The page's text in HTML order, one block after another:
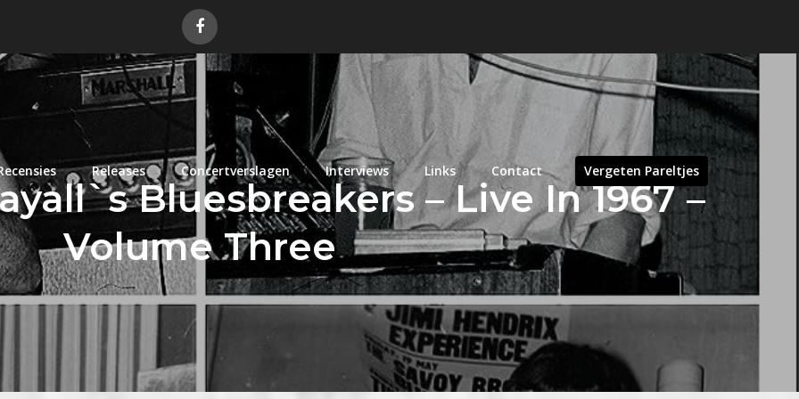
Releases Concertverslagen Interviews Links Contact Vergeten Pareltjes
Bluesbreakers – Live In 1967 –
Volume Three